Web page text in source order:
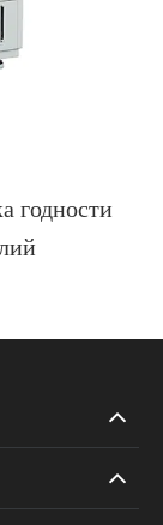
годности